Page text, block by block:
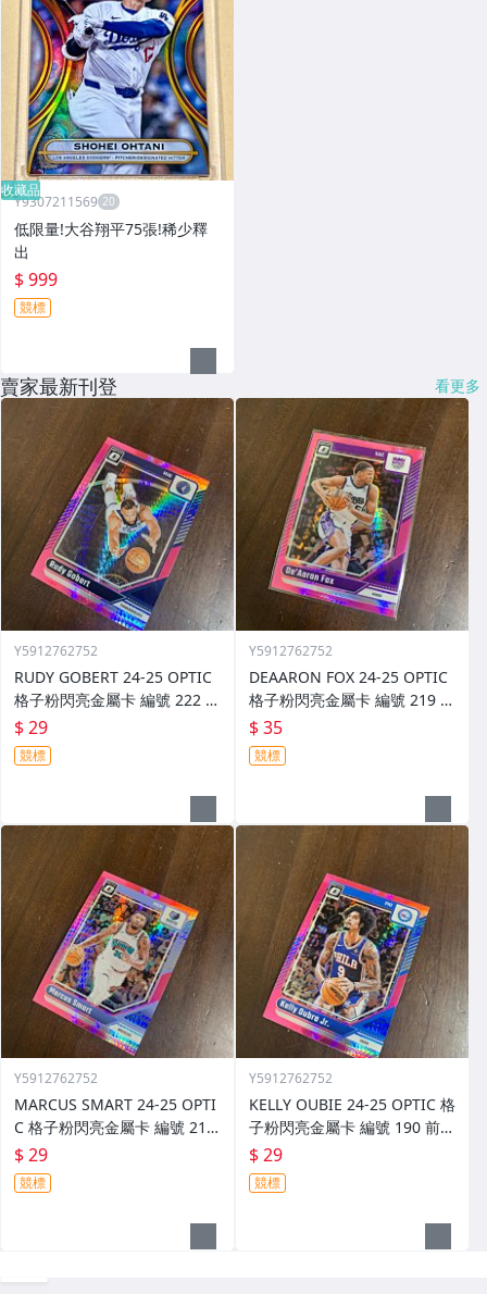
收藏品
Y9307211569
低限量!大谷翔平75張!稀少釋
出
$ 999
競標
賣家最新刊登 看更多
Y5912762752
RUDY GOBERT 24-25 OPTIC
格子粉閃亮金屬卡 編號 222 前
後圖
$ 29
競標
Y5912762752
DEAARON FOX 24-25 OPTIC
格子粉閃亮金屬卡 編號 219 前
後圖
$ 35
競標
Y5912762752
MARCUS SMART 24-25 OPTI
C 格子粉閃亮金屬卡 編號 213
前後圖
$ 29
競標
Y5912762752
KELLY OUBIE 24-25 OPTIC 格
子粉閃亮金屬卡 編號 190 前後
圖
$ 29
競標